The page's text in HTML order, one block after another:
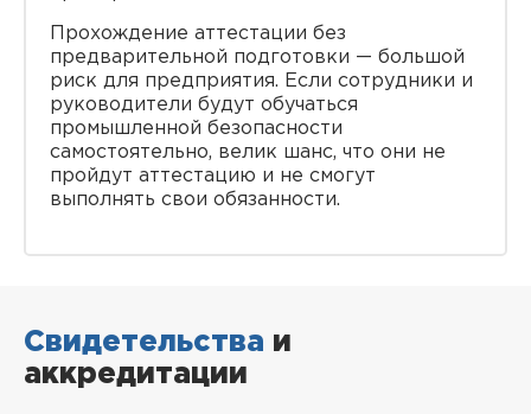
Прохождение аттестации без
предварительной подготовки — большой
риск для предприятия. Если сотрудники и
руководители будут обучаться
промышленной безопасности
самостоятельно, велик шанс, что они не
пройдут аттестацию и не смогут
выполнять свои обязанности.
Свидетельства и
аккредитации